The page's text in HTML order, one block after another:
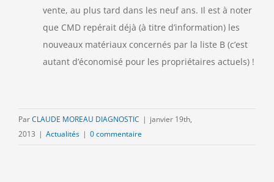
vente, au plus tard dans les neuf ans. Il est à noter
que CMD repérait déjà (à titre d’information) les
nouveaux matériaux concernés par la liste B (c’est
autant d’économisé pour les propriétaires actuels) !
ParCLAUDE MOREAU DIAGNOSTIC | janvier 19th,
2013 | Actualités | 0 commentaire